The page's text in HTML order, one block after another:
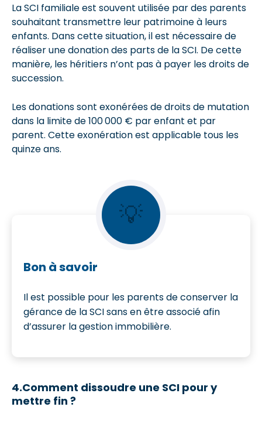
La SCI familiale est souvent utilisée par des parents
souhaitant transmettre leur patrimoine à leurs
enfants. Dans cette situation, il est nécessaire de
réaliser une donation des parts de la SCI. De cette
manière, les héritiers n’ont pas à payer les droits de
succession.
Les donations sont exonérées de droits de mutation
dans la limite de 100 000 € par enfant et par
parent. Cette exonération est applicable tous les
quinze ans.
💡
Bon à savoir
Il est possible pour les parents de conserver la
gérance de la SCI sans en être associé afin
d’assurer la gestion immobilière.
4.Comment dissoudre une SCI pour y
mettre fin ?